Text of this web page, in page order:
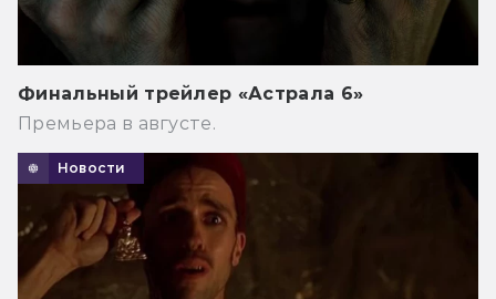
Финальный трейлер «Астрала 6»
Премьера в августе.
Новости